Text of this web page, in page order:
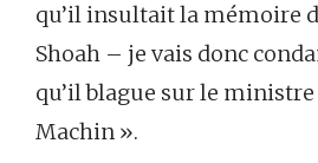
qu’il insultait la mémoire
Shoah – je vais donc
qu’il blague sur le
Machin ».